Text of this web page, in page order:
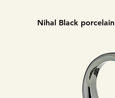
Nihal Black porcelain